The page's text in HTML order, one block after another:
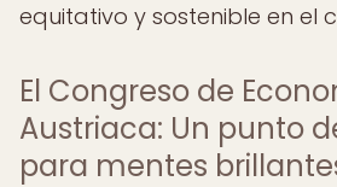
equitativo y sostenible en el
El Congreso de
Austriaca: Un punto
para mentes